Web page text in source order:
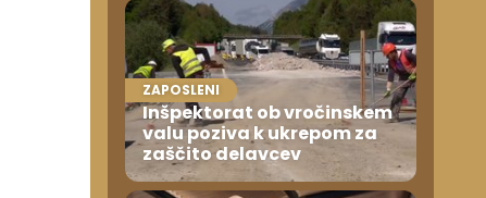
ZAPOSLENI
Inšpektorat ob vročinskem
valu poziva k ukrepom za
zaščito delavcev